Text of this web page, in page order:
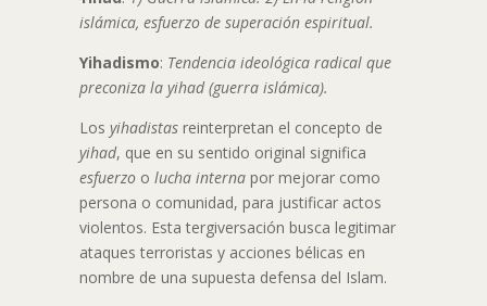
islámica, esfuerzo de superación espiritual.
Yihadismo: Tendencia ideológica radical que
preconiza la yihad (guerra islámica).
Los yihadistasreinterpretan el concepto de
yihad, que en su sentido original significa
esfuerzo o lucha internapor mejorar como
persona o comunidad, para justificar actos
violentos. Esta tergiversación busca legitimar
ataques terroristas y acciones bélicas en
nombre de una supuesta defensa del Islam.